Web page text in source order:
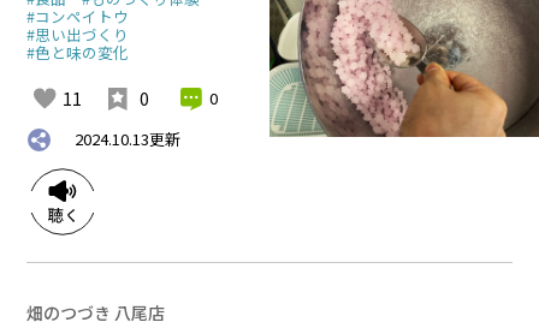
#コンペイトウ
#思い出づくり
#色と味の変化
11 0
0
2024.10.13更新
畑のつづき 八尾店